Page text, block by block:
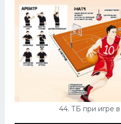
44. ТБ при игре